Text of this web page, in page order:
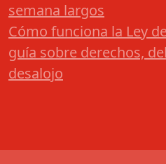
semana largos
Cómo funciona la Ley
guía sobre derechos,
desalojo